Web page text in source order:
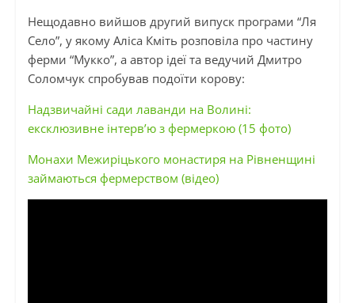
Нещодавно вийшов другий випуск програми “Ля
Село”, у якому Аліса Кміть розповіла про частину
ферми “Мукко”, а автор ідеї та ведучий Дмитро
Соломчук спробував подоїти корову:
Надзвичайні сади лаванди на Волині:
ексклюзивне інтерв’ю з фермеркою (15 фото)
Монахи Межиріцького монастиря на Рівненщині
займаються фермерством (відео)